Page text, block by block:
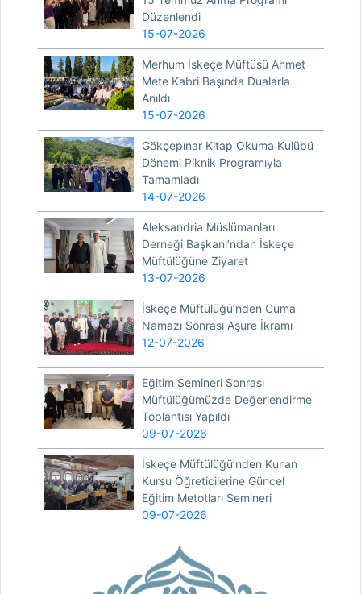
Düzenlendi
15-07-2026
Merhum İskeçe Müftüsü Ahmet
Mete Kabri Başında Dualarla
Anıldı
15-07-2026
Gökçepınar Kitap Okuma Kulübü
Dönemi Piknik Programıyla
Tamamladı
14-07-2026
Aleksandria Müslümanları
Derneği Başkanı’ndan İskeçe
Müftülüğüne Ziyaret
13-07-2026
İskeçe Müftülüğü’nden Cuma
Namazı Sonrası Aşure İkramı
12-07-2026
Eğitim Semineri Sonrası
Müftülüğümüzde Değerlendirme
Toplantısı Yapıldı
09-07-2026
İskeçe Müftülüğü’nden Kur’an
Kursu Öğreticilerine Güncel
Eğitim Metotları Semineri
09-07-2026